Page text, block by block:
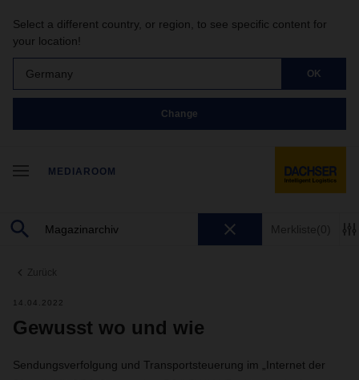
Select a different country, or region, to see specific content for
your location!
Germany OK
Change
MEDIAROOM
Merkliste(0)
Zurück
14.04.2022
Gewusst wo und wie
Sendungsverfolgung und Transportsteuerung im „Internet der